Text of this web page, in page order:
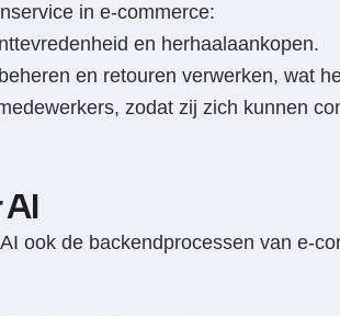
in e-commerce:
en herhaalaankopen.
en retouren verwerken, wat
zodat zij zich kunnen
ook de backendprocessen van e-